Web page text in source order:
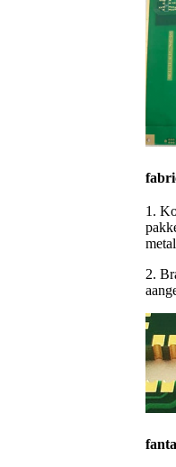
1.
2.